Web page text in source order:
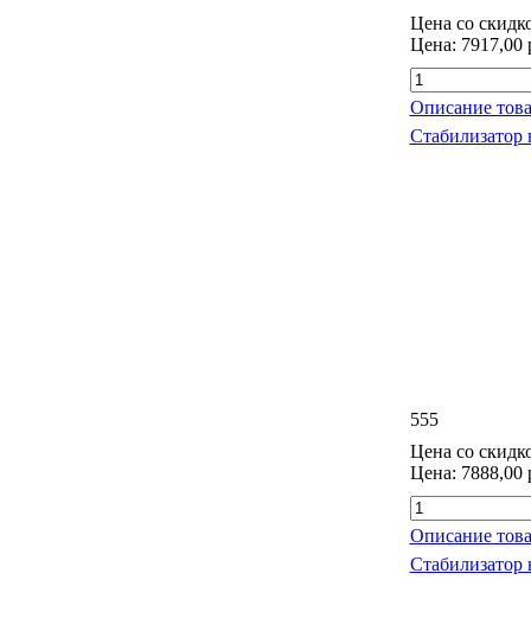
Цена со
Цена: 7917,00
Описание
Стабилизатор
555
Цена со
Цена: 7888,00
Описание
Стабилизатор